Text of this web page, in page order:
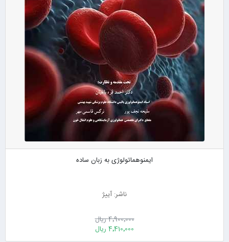
ایمنوهماتولوژی به زبان ساده
ناشر: آییژ
4٬900٬000 ریال
4٬410٬000 ریال